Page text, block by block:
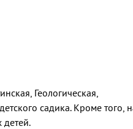
Геологическая,
садика. Кроме того,
детей.